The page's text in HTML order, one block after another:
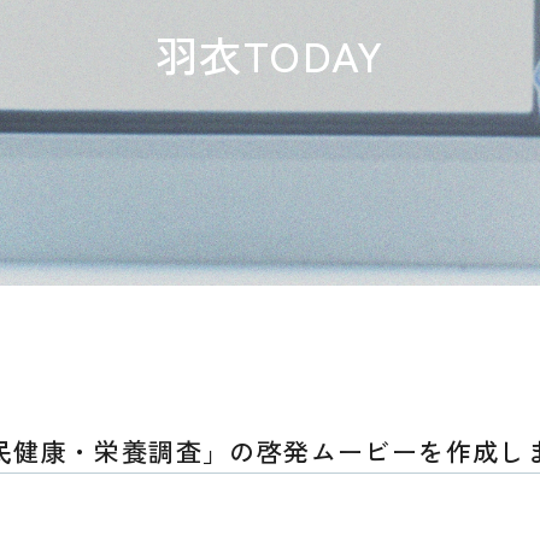
羽衣TODAY
健康・栄養調査」の啓発ムービーを作成し